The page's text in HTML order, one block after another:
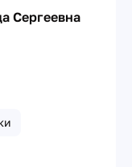
Сергеевна